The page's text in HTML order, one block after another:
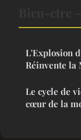
L'Explosion
Réinvente la
Le cycle de
cœur de la